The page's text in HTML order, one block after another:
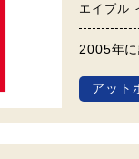
エイブル
2005年
アット